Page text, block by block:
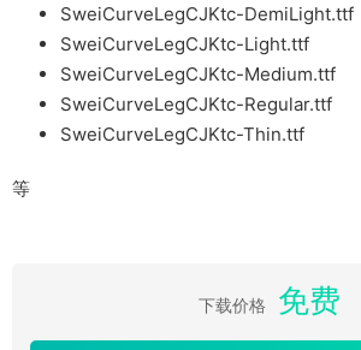
SweiCurveLegCJKtc-DemiLight.ttf
SweiCurveLegCJKtc-Light.ttf
SweiCurveLegCJKtc-Medium.ttf
SweiCurveLegCJKtc-Regular.ttf
SweiCurveLegCJKtc-Thin.ttf
等
下载价格 免费